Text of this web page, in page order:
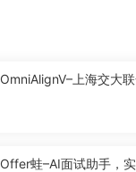
OmniAlignV–上海交大
Offer蛙–AI面试助手，